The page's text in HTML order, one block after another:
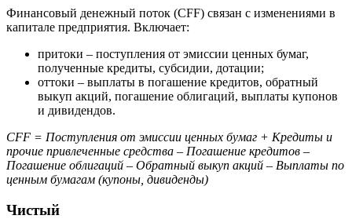
Финансовый денежный поток (CFF) связан с изменениями в
капитале предприятия. Включает:
притоки – поступления от эмиссии ценных бумаг,
полученные кредиты, субсидии, дотации;
оттоки – выплаты в погашение кредитов, обратный
выкуп акций, погашение облигаций, выплаты купонов
и дивидендов.
CFF = Поступления от эмиссии ценных бумаг + Кредиты и
прочие привлеченные средства – Погашение кредитов –
Погашение облигаций – Обратный выкуп акций – Выплаты по
ценным бумагам (купоны, дивиденды)
Чистый